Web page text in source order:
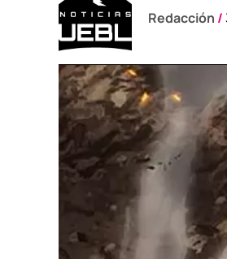
Redacción /